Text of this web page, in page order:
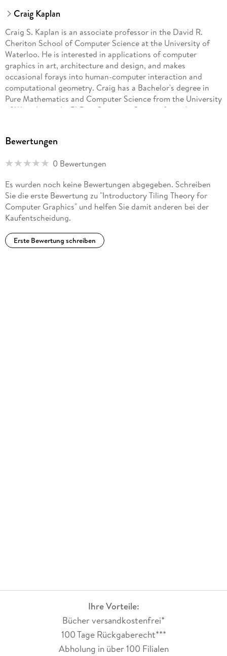
Craig Kaplan
Craig S. Kaplan is an associate professor in the David R.
Cheriton School of Computer Science at the University of
Waterloo. He is interested in applications of computer
graphics in art, architecture and design, and makes
occasional forays into human-computer interaction and
computational geometry. Craig has a Bachelor's degree in
Pure Mathematics and Computer Science from the University
of Waterloo and a PhD in Computer Science from the
daughter and son, and two cats. He enjoys solving puzzles,
Bewertungen
0 Bewertungen
Es wurden noch keine Bewertungen abgegeben. Schreiben
Sie die erste Bewertung zu "Introductory Tiling Theory for
Computer Graphics" und helfen Sie damit anderen bei der
Kaufentscheidung.
Erste Bewertung schreiben
Ihre Vorteile:
Bücher versandkostenfrei*
100 Tage Rückgaberecht***
Abholung in über 100 Filialen